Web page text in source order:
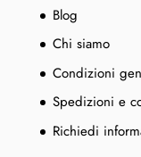
Blog
Chi siamo
Condizioni
Spedizioni e
Richiedi